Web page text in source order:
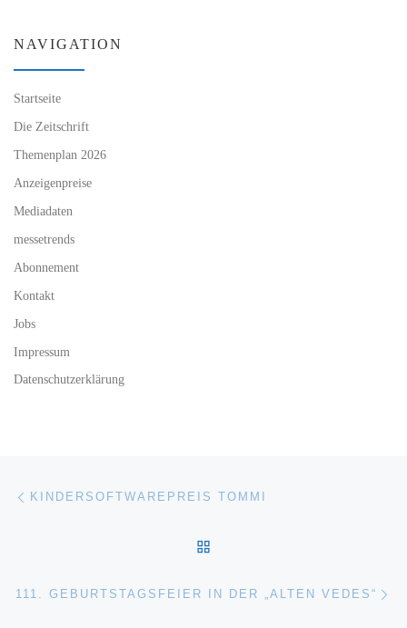
NAVIGATION
Startseite
Die Zeitschrift
Themenplan 2026
Anzeigenpreise
Mediadaten
messetrends
Abonnement
Kontakt
Jobs
Impressum
Datenschutzerklärung
Beitragsnavigation
KINDERSOFTWAREPREIS TOMMI
111. GEBURTSTAGSFEIER IN DER „ALTEN VEDES“